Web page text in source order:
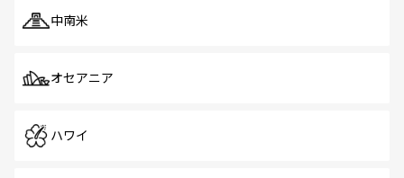
中南米
オセアニア
ハワイ